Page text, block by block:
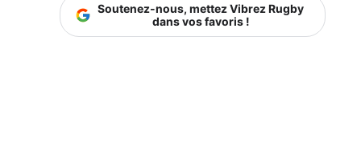
Soutenez-nous, mettez Vibrez Rugby
dans vos favoris !